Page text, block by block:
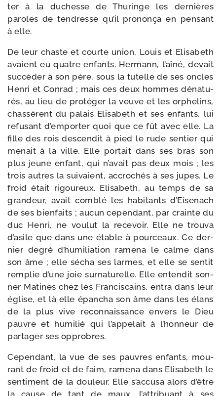
ter à la duchesse de Thu­ringe les der­nières
paroles de ten­dresse qu’il pro­non­ça en pen­sant
à elle.
De leur chaste et courte union, Louis et Elisabeth
avaient eu quatre enfants. Hermann, l’aîné, devait
suc­cé­der à son père, sous la tutelle de ses oncles
Henri et Conrad ; mais ces deux hommes déna­tu­
rés, au lieu de pro­té­ger la veuve et les orphe­lins,
chas­sèrent du palais Elisabeth et ses enfants, lui
refu­sant d’emporter quoi que ce fût avec elle. La
fille des rois des­cen­dit à pied le rude sen­tier qui
menait à la ville. Elle por­tait dans ses bras son
plus jeune enfant, qui n’avait pas deux mois ; les
trois autres la sui­vaient, accro­chés à ses jupes. Le
froid était rigou­reux. Elisabeth, au temps de sa
gran­deur, avait com­blé les habi­tants d’Eisenach
de ses bien­faits ; aucun cepen­dant, par crainte du
duc Henri, ne vou­lut la rece­voir. Elle ne trou­va
d’asile que dans une étable à pour­ceaux. Ce der­
nier degré d’humiliation rame­na le calme dans
son âme ; elle sécha ses larmes, et elle se sen­tit
rem­plie d’une joie sur­na­tu­relle. Elle enten­dit son­
ner Matines chez les Franciscains, entra dans leur
église, et là elle épan­cha son âme dans les élans
de la plus vive recon­nais­sance envers le Dieu
pauvre et humi­lié qui l’appelait à l’honneur de
par­ta­ger ses opprobres.
Cependant, la vue de ses pauvres enfants, mou­
rant de froid et de faim, rame­na dans Elisabeth le
sen­ti­ment de la dou­leur. Elle s’accusa alors d’être